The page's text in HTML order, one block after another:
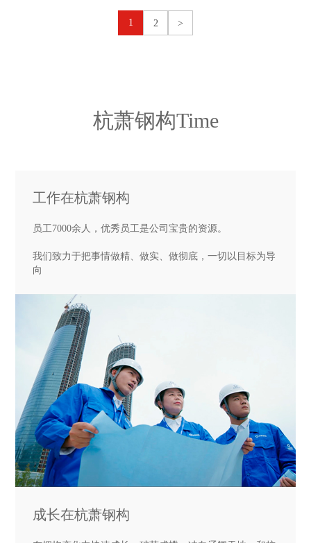
1 2 >
杭萧钢构Time
工作在杭萧钢构
员工7000余人，优秀员工是公司宝贵的资源。
我们致力于把事情做精、做实、做彻底，一切以目标为导
向
成长在杭萧钢构